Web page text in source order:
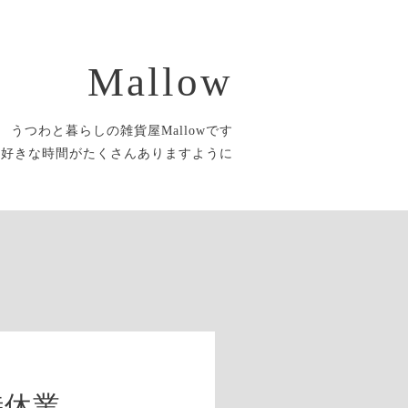
Mallow
うつわと暮らしの雑貨屋Mallowです
きな時間がたくさんありますように